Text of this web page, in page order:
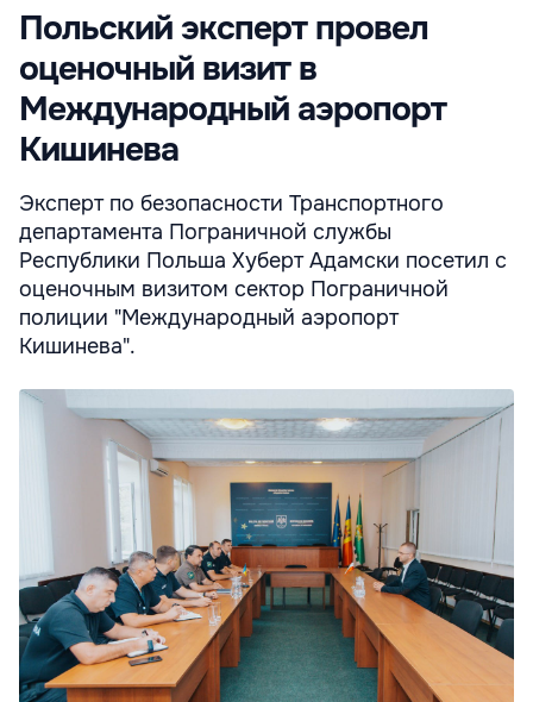
Польский эксперт провел
оценочный визит в
Международный аэропорт
Кишинева
Эксперт по безопасности Транспортного
департамента Пограничной службы
Республики Польша Хуберт Адамски посетил с
оценочным визитом сектор Пограничной
полиции "Международный аэропорт
Кишинева".